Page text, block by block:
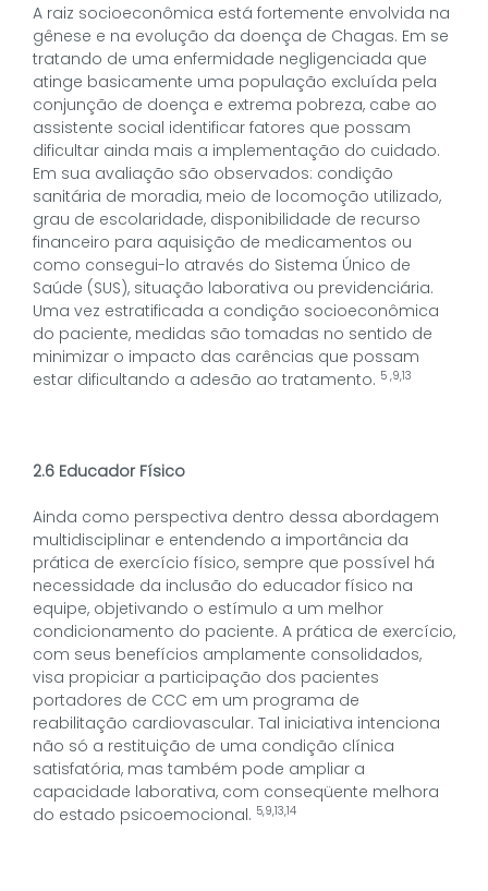
A raiz socioeconômica está fortemente envolvida na
gênese e na evolução da doença de Chagas. Em se
tratando de uma enfermidade negligenciada que
atinge basicamente uma população excluída pela
conjunção de doença e extrema pobreza, cabe ao
assistente social identificar fatores que possam
dificultar ainda mais a implementação do cuidado.
Em sua avaliação são observados: condição
sanitária de moradia, meio de locomoção utilizado,
grau de escolaridade, disponibilidade de recurso
financeiro para aquisição de medicamentos ou
como consegui-lo através do Sistema Único de
Saúde (SUS), situação laborativa ou previdenciária.
Uma vez estratificada a condição socioeconômica
do paciente, medidas são tomadas no sentido de
minimizar o impacto das carências que possam
estar dificultando a adesão ao tratamento. 5 ,9,13
2.6 Educador Físico
Ainda como perspectiva dentro dessa abordagem
multidisciplinar e entendendo a importância da
prática de exercício físico, sempre que possível há
necessidade da inclusão do educador físico na
equipe, objetivando o estímulo a um melhor
condicionamento do paciente. A prática de exercício,
com seus benefícios amplamente consolidados,
visa propiciar a participação dos pacientes
portadores de CCC em um programa de
reabilitação cardiovascular. Tal iniciativa intenciona
não só a restituição de uma condição clínica
satisfatória, mas também pode ampliar a
capacidade laborativa, com conseqüente melhora
do estado psicoemocional. 5,9,13,14